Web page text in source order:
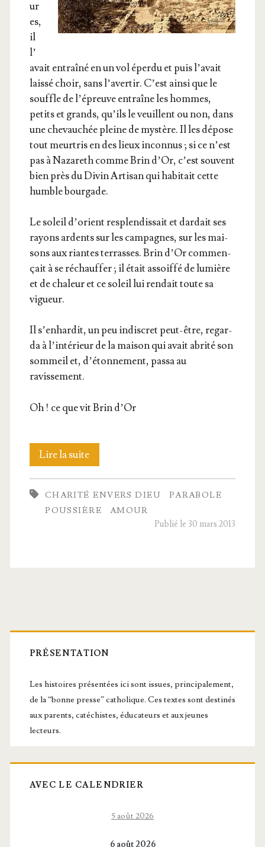
ur
es,
il
l’
a­vait entraî­né en un vol éper­du et puis l’a­vait
lais­sé choir, sans l’a­ver­tir. C’est ain­si que le
souffle de l’é­preuve entraîne les hommes,
petits et grands, qu’ils le veuillent ou non, dans
une che­vau­chée pleine de mys­tère. Il les dépose
tout meur­tris en des lieux incon­nus ; si ce n’est
pas à Naza­reth comme Brin d’Or, c’est sou­vent
bien près du Divin Arti­san qui habi­tait cette
humble bourgade.
Le soleil d’o­rient res­plen­dis­sait et dar­dait ses
rayons ardents sur les cam­pagnes, sur les mai­
sons aux riantes ter­rasses. Brin d’Or com­men­
çait à se réchauf­fer ; il était assoif­fé de lumière
et de cha­leur et ce soleil lui ren­dait toute sa
vigueur.
Il s’en­har­dit, un peu indis­cret peut-être, regar­
da à l’in­té­rieur de la mai­son qui avait abri­té son
som­meil et, d’é­ton­ne­ment, pas­sa au
ravissement.
Oh ! ce que vit Brin d’Or
Lire la suiteBrin
d’or
CHARITÉ ENVERS DIEU
PARABOLE
POUSSIÈRE
AMOUR
Publié le 30 mars 2013
Barre
latérale
principale
PRÉSENTATION
Les histoires présentées ici sont issues, principalement,
de la “bonne presse” catholique. Ces textes sont destinés
aux parents, catéchistes, éducateurs et aux jeunes
lecteurs.
AVEC LE CALENDRIER
5 août 2026
6 août 2026